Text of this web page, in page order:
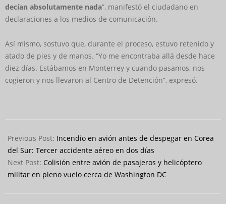
decían absolutamente nada”, manifestó el ciudadano en
declaraciones a los medios de comunicación.
Así mismo, sostuvo que, durante el proceso, estuvo retenido y
atado de pies y de manos. “Yo me encontraba allá desde hace
diez días. Estábamos en Monterrey y cuando pasamos, nos
cogieron y nos llevaron al Centro de Detención”, expresó.
01-
29
Previous Post: Incendio en avión antes de despegar en Corea
del Sur: Tercer accidente aéreo en dos días
Next Post: Colisión entre avión de pasajeros y helicóptero
militar en pleno vuelo cerca de Washington DC